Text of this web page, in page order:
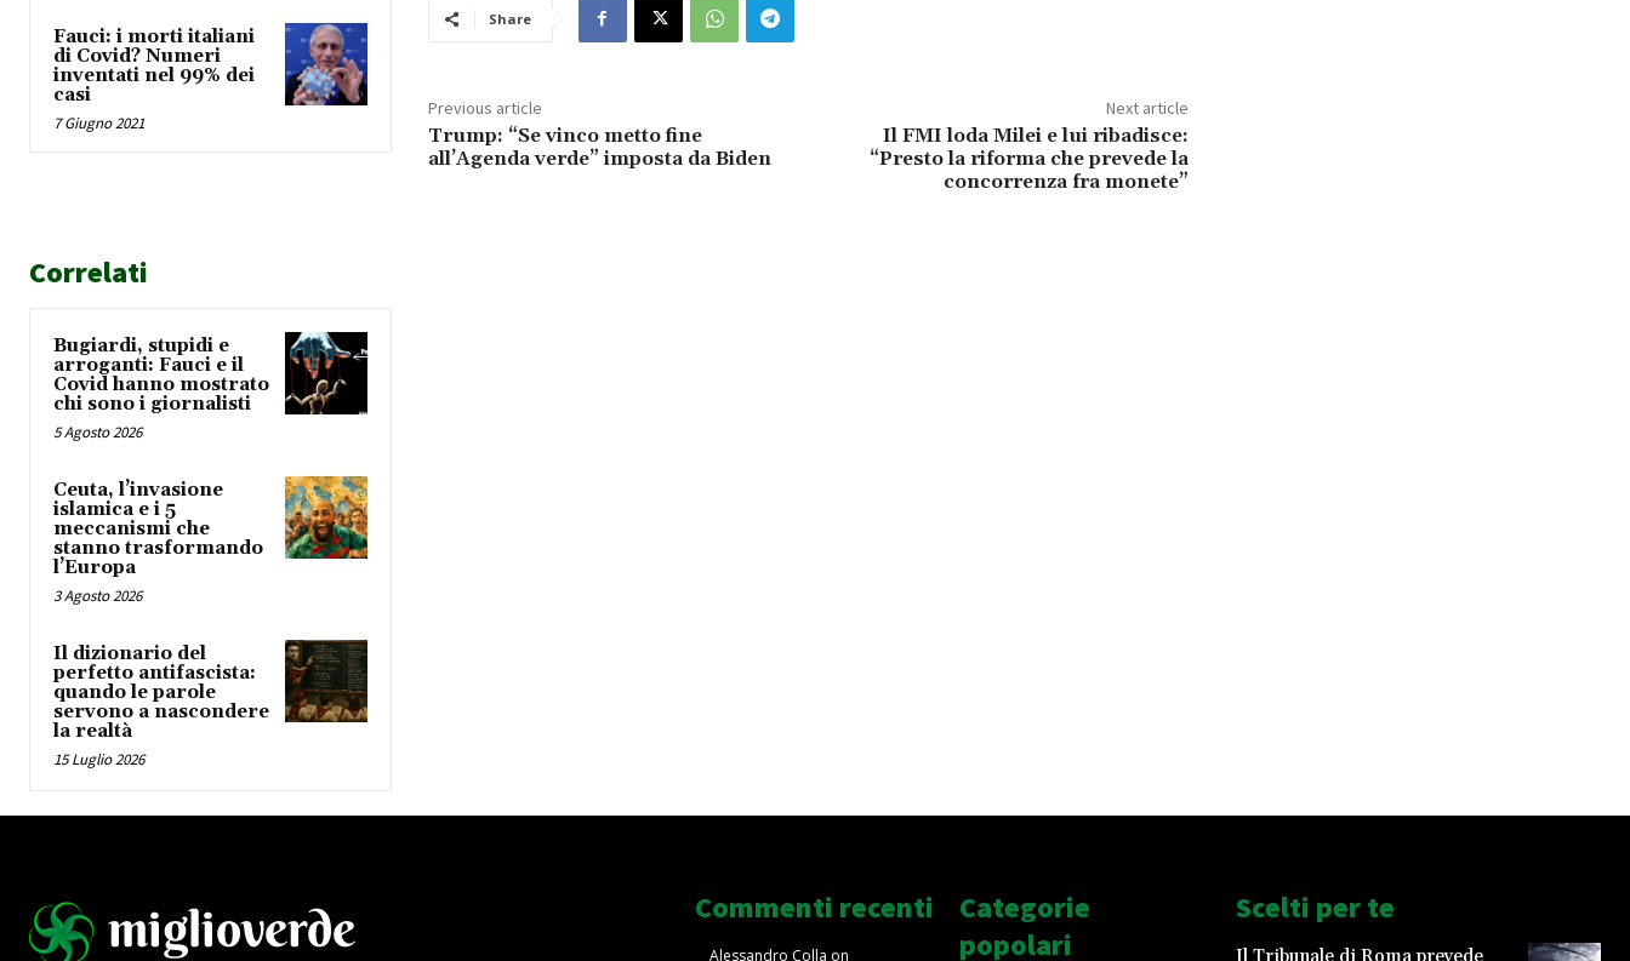
Fauci: i morti italiani
di Covid? Numeri
inventati nel 99% dei
casi
7 Giugno 2021
Share
Previous article
Trump: “Se vinco metto fine
all’Agenda verde” imposta da Biden
Next article
Il FMI loda Milei e lui ribadisce:
“Presto la riforma che prevede la
concorrenza fra monete”
Correlati
Bugiardi, stupidi e
arroganti: Fauci e il
Covid hanno mostrato
chi sono i giornalisti
5 Agosto 2026
Ceuta, l’invasione
islamica e i 5
meccanismi che
stanno trasformando
l’Europa
3 Agosto 2026
Il dizionario del
perfetto antifascista:
quando le parole
servono a nascondere
la realtà
15 Luglio 2026
Commenti recenti
Alessandro Colla on
Categorie
popolari
Scelti per te